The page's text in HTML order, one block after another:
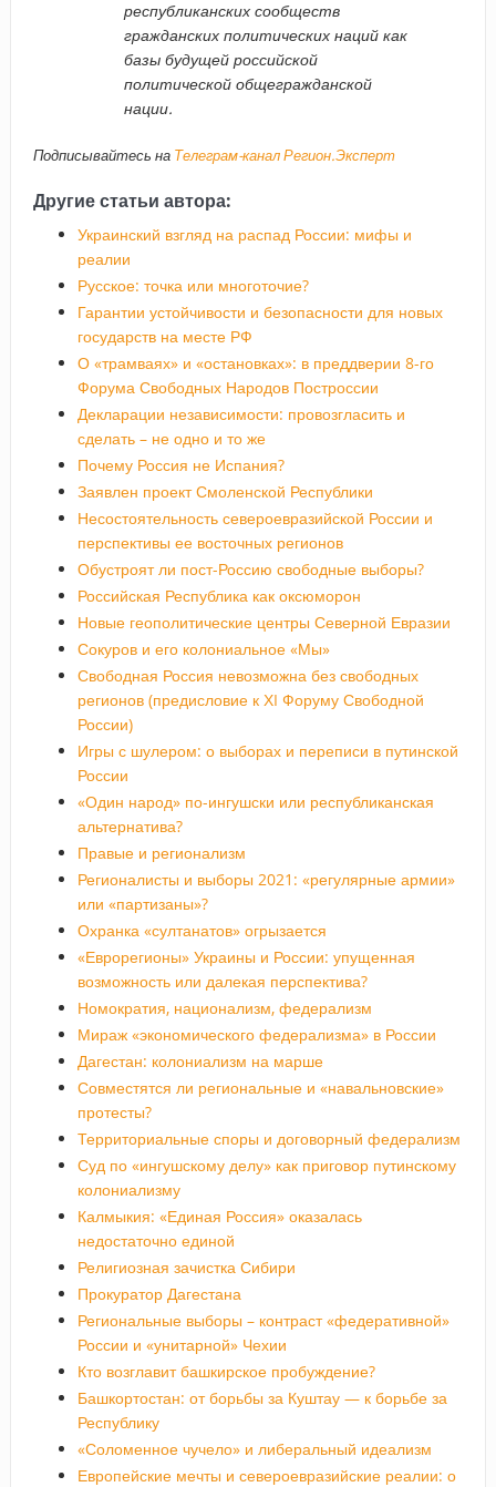
республиканских сообществ
гражданских политических наций как
базы будущей российской
политической общегражданской
нации.
Подписывайтесь на Телеграм-канал Регион.Эксперт
Другие статьи автора:
Украинский взгляд на распад России: мифы и
реалии
Русское: точка или многоточие?
Гарантии устойчивости и безопасности для новых
государств на месте РФ
О «трамваях» и «остановках»: в преддверии 8-го
Форума Свободных Народов Построссии
Декларации независимости: провозгласить и
сделать – не одно и то же
Почему Россия не Испания?
Заявлен проект Смоленской Республики
Несостоятельность североевразийской России и
перспективы ее восточных регионов
Обустроят ли пост-Россию свободные выборы?
Российская Республика как оксюморон
Новые геополитические центры Северной Евразии
Сокуров и его колониальное «Мы»
Свободная Россия невозможна без свободных
регионов (предисловие к ХI Форуму Свободной
России)
Игры с шулером: о выборах и переписи в путинской
России
«Один народ» по-ингушски или республиканская
альтернатива?
Правые и регионализм
Регионалисты и выборы 2021: «регулярные армии»
или «партизаны»?
Охранка «султанатов» огрызается
«Еврорегионы» Украины и России: упущенная
возможность или далекая перспектива?
Номократия, национализм, федерализм
Мираж «экономического федерализма» в России
Дагестан: колониализм на марше
Совместятся ли региональные и «навальновские»
протесты?
Территориальные споры и договорный федерализм
Суд по «ингушскому делу» как приговор путинскому
колониализму
Калмыкия: «Единая Россия» оказалась
недостаточно единой
Религиозная зачистка Сибири
Прокуратор Дагестана
Региональные выборы – контраст «федеративной»
России и «унитарной» Чехии
Кто возглавит башкирское пробуждение?
Башкортостан: от борьбы за Куштау — к борьбе за
Республику
«Соломенное чучело» и либеральный идеализм
Европейские мечты и североевразийские реалии: о